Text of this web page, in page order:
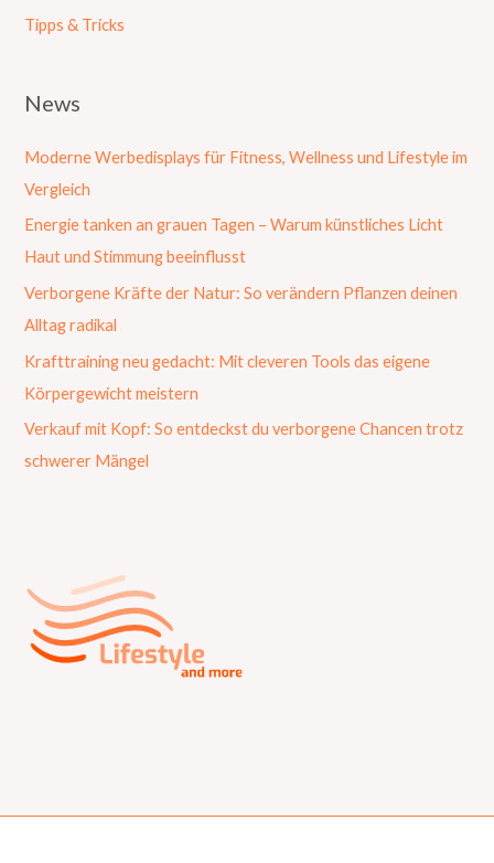
Tipps & Tricks
News
Moderne Werbedisplays für Fitness, Wellness und Lifestyle im
Vergleich
Energie tanken an grauen Tagen – Warum künstliches Licht
Haut und Stimmung beeinflusst
Verborgene Kräfte der Natur: So verändern Pflanzen deinen
Alltag radikal
Krafttraining neu gedacht: Mit cleveren Tools das eigene
Körpergewicht meistern
Verkauf mit Kopf: So entdeckst du verborgene Chancen trotz
schwerer Mängel